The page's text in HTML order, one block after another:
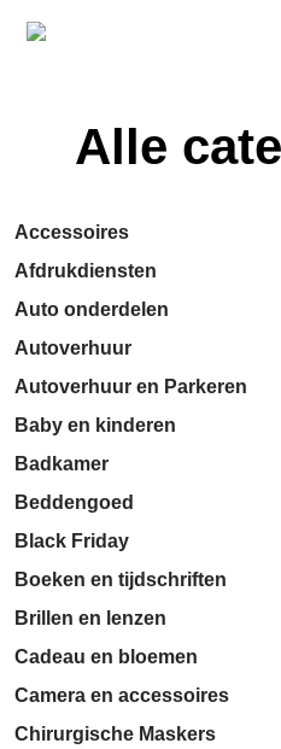
Alle
Accessoires
Afdrukdiensten
Auto onderdelen
Autoverhuur
Autoverhuur en Parkeren
Baby en kinderen
Badkamer
Beddengoed
Black Friday
Boeken en tijdschriften
Brillen en lenzen
Cadeau en bloemen
Camera en accessoires
Chirurgische Maskers